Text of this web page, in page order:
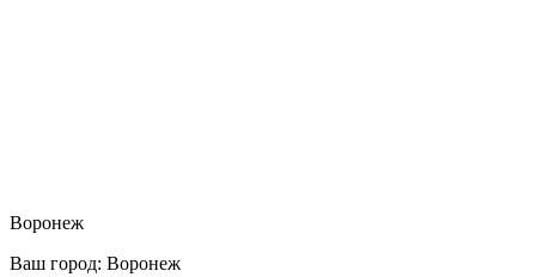
Воронеж
Ваш город: Воронеж